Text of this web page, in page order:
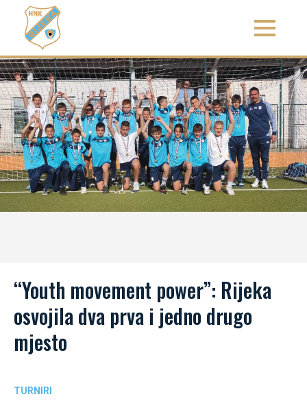
“Youth movement power”: Rijeka
osvojila dva prva i jedno drugo
mjesto
TURNIRI